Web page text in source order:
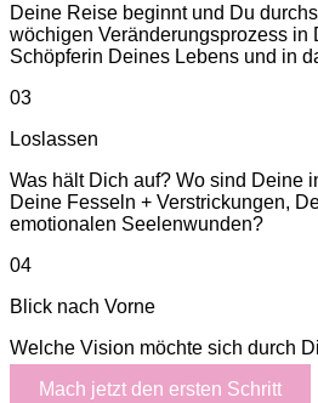
Deine Reise beginnt und Du
wöchigen Veränderungsprozess in
Schöpferin Deines Lebens und in
03
Loslassen
Was hält Dich auf? Wo sind Deine
Deine Fesseln + Verstrickungen,
emotionalen Seelenwunden?
04
Blick nach Vorne
Welche Vision möchte sich durch
Mach jetzt den ersten Schritt